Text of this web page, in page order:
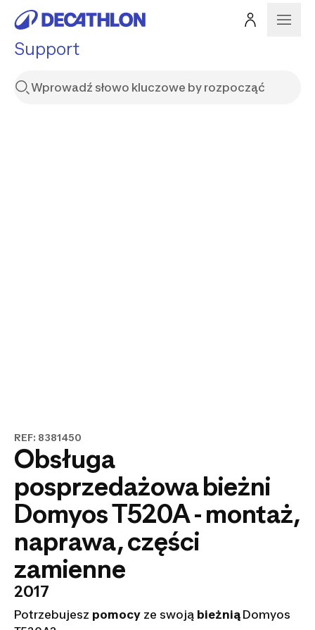
Support
REF: 8381450
Obsługa
posprzedażowa bieżni
Domyos T520A - montaż,
naprawa, części
zamienne
2017
Potrzebujesz pomocy ze swoją bieżnią Domyos